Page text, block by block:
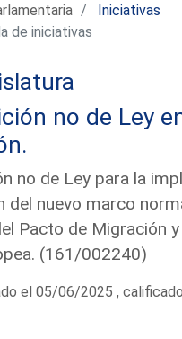
Iniciativas
de iniciativas
no de Ley
no de Ley para la
del nuevo marco
Pacto de Migración
(161/002240)
el 05/06/2025 ,